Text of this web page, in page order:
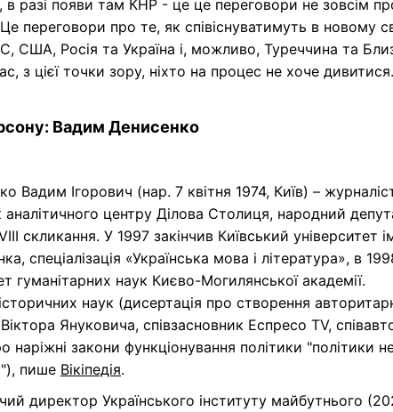
разі появи там КНР - це це переговори не зовсім
переговори про те, як співіснуватимуть в новому
США, Росія та Україна і, можливо, Туреччина та
з цієї точки зору, ніхто на процес не хоче
Вадим Денисенко
Вадим Ігорович (нар. 7 квітня 1974, Київ) –
аналітичного центру Ділова Столиця, народний
скликання. У 1997 закінчив Київський університет
спеціалізація «Українська мова і література», в
гуманітарних наук Києво-Могилянської академії.
наук (дисертація про створення
Януковича, співзасновник Еспресо TV,
наріжні закони функціонування політики "політики
пише Вікіпедія.
директор Українського інституту майбутнього